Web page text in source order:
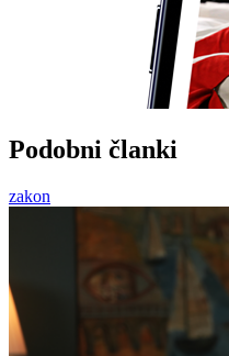
Podobni članki
zakon